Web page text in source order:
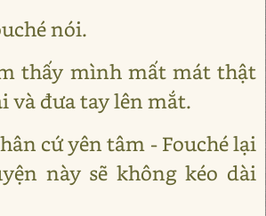
nói.
thấy mình mất mát thật
và đưa tay lên mắt.
cứ yên tâm - Fouché lại
này sẽ không kéo dài